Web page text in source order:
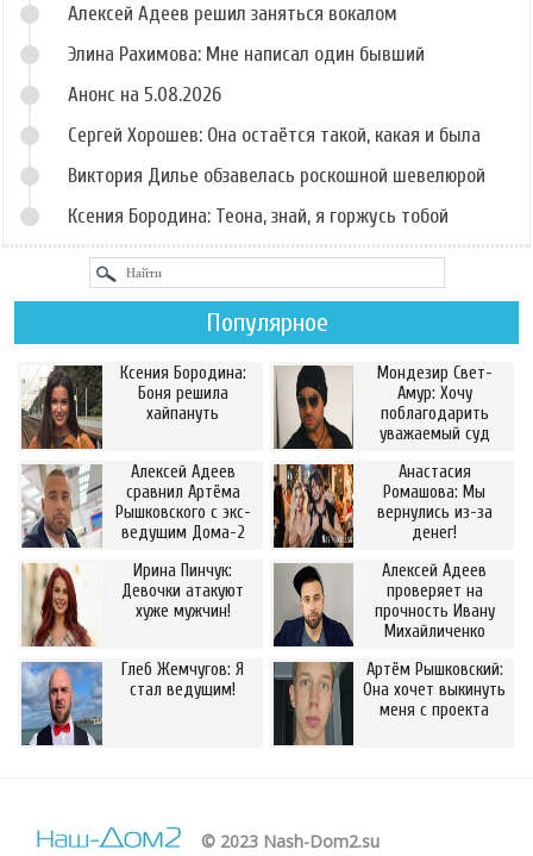
Алексей Адеев решил заняться вокалом
Элина Рахимова: Мне написал один бывший
Анонс на 5.08.2026
Сергей Хорошев: Она остаётся такой, какая и была
Виктория Дилье обзавелась роскошной шевелюрой
Ксения Бородина: Теона, знай, я горжусь тобой
Популярное
Ксения Бородина:
Боня решила
хайпануть
Мондезир Свет-
Амур: Хочу
поблагодарить
уважаемый суд
Алексей Адеев
сравнил Артёма
Рышковского с экс-
ведущим Дома-2
Анастасия
Ромашова: Мы
вернулись из-за
денег!
Ирина Пинчук:
Девочки атакуют
хуже мужчин!
Алексей Адеев
проверяет на
прочность Ивану
Михайличенко
Глеб Жемчугов: Я
стал ведущим!
Артём Рышковский:
Она хочет выкинуть
меня с проекта
© 2023 Nash-Dom2.su